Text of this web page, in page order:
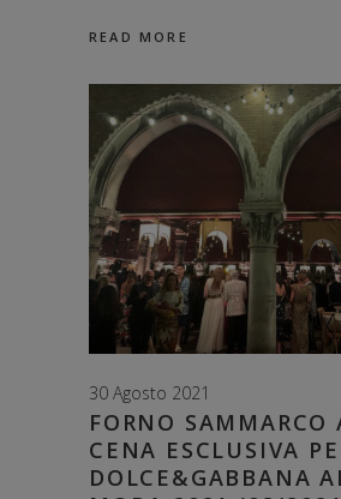
READ MORE
30 Agosto 2021
FORNO SAMMARCO
CENA ESCLUSIVA
DOLCE&GABBANA